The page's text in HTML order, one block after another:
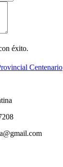
éxito.
Centenario